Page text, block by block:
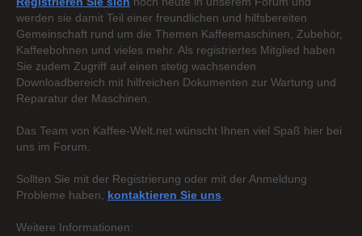
werden sie damit Teil einer freundlichen und hilfsbereiten
Gemeinschaft rund um die Themen Kaffeemaschinen, Zubehör,
Kaffeebohnen und vieles mehr. Als registriertes Mitglied haben
Sie zudem Zugriff auf einen stetig wachsenden
Downloadbereich mit hilfreichen Dokumenten zur Wartung und
Reparatur der Maschinen.
Das Team von Kaffee-Welt.net wünscht Ihnen viel Spaß hier bei
uns im Forum.
Sollten Sie mit der Registrierung oder mit der Anmeldung
Probleme haben, kontaktieren Sie uns
Weitere Informationen: